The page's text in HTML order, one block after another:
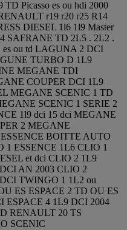
Picasso es ou hdi 2000
r19 r20 r25 R14
DIESEL 1l6 1l9 Master
SAFRANE TD 2L5 . 2L2 .
ou td LAGUNA 2 DCI
TURBO D 1L9
MEGANE TDI
COUPER DCI 1L9
MEGANE SCENIC 1 TD
SCENIC 1 SERIE 2
1l9 dci 15 dci MEGANE
2 MEGANE
BOITTE AUTO
1 ESSENCE 1L6 CLIO 1
et dci CLIO 2 1L9
AN 2003 CLIO 2
TWINGO 1 1L2 ou
ES ESPACE 2 TD OU ES
ESPACE 4 1L9 DCI 2004
RENAULT 20 TS
SCENIC